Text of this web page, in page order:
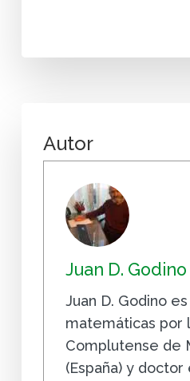
Autor
Juan D. Godino
Juan D. Godino
matemáticas por
Complutense de
(España) y doctor